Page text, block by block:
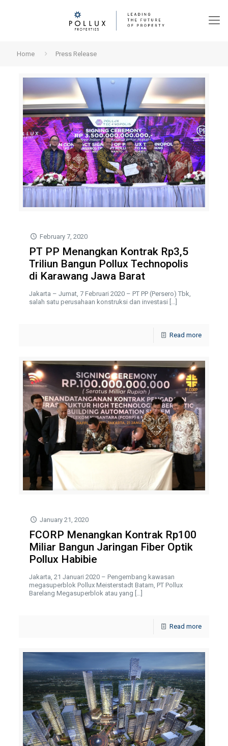
Home Press Release
February 7, 2020
PT PP Menangkan Kontrak Rp3,5
Triliun Bangun Pollux Technopolis
di Karawang Jawa Barat
Jakarta – Jumat, 7 Februari 2020 – PT PP (Persero) Tbk,
salah satu perusahaan konstruksi dan investasi
Read more
January 21, 2020
FCORP Menangkan Kontrak Rp100
Miliar Bangun Jaringan Fiber Optik
Pollux Habibie
Jakarta, 21 Januari 2020 – Pengembang kawasan
megasuperblok Pollux Meisterstadt Batam, PT Pollux
Barelang Megasuperblok atau yang […]
Read more